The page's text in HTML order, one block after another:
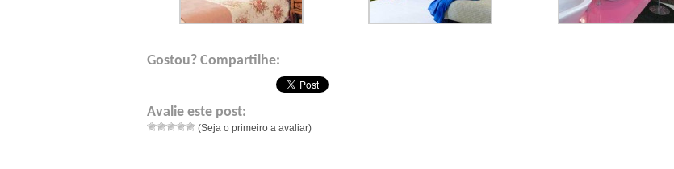
Gostou? Compartilhe:
Avalie este post:
(Seja o primeiro a avaliar)